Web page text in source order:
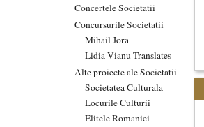
Concertele Societatii
Concursurile Societatii
Mihail Jora
Lidia Vianu Translates
Alte proiecte ale Societatii
Societatea Culturala
Locurile Culturii
Elitele Romaniei